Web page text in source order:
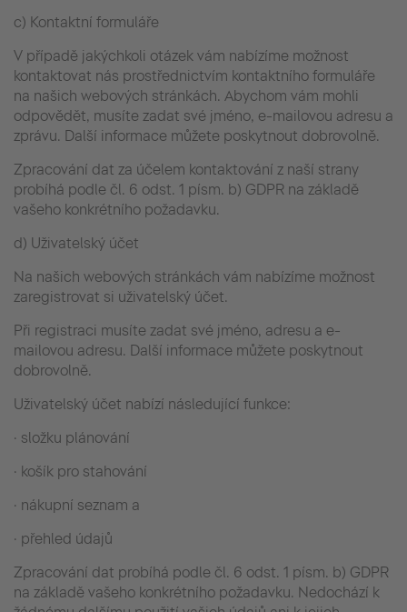
c) Kontaktní formuláře
V případě jakýchkoli otázek vám nabízíme možnost
kontaktovat nás prostřednictvím kontaktního formuláře
na našich webových stránkách. Abychom vám mohli
odpovědět, musíte zadat své jméno, e-mailovou adresu a
zprávu. Další informace můžete poskytnout dobrovolně.
Zpracování dat za účelem kontaktování z naší strany
probíhá podle čl. 6 odst. 1 písm. b) GDPR na základě
vašeho konkrétního požadavku.
d) Uživatelský účet
Na našich webových stránkách vám nabízíme možnost
zaregistrovat si uživatelský účet.
Při registraci musíte zadat své jméno, adresu a e-
mailovou adresu. Další informace můžete poskytnout
dobrovolně.
Uživatelský účet nabízí následující funkce:
· složku plánování
· košík pro stahování
· nákupní seznam a
· přehled údajů
Zpracování dat probíhá podle čl. 6 odst. 1 písm. b) GDPR
na základě vašeho konkrétního požadavku. Nedochází k